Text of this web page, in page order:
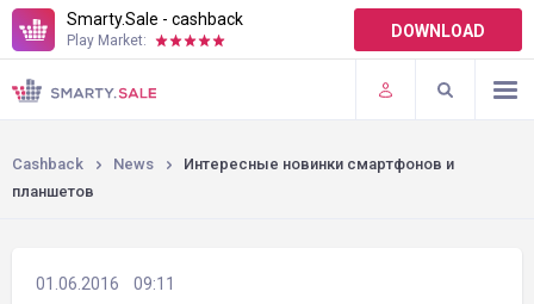
Smarty.Sale - cashback
Play Market: DOWNLOAD
TERMS OF USE
PLUGINS
Cashback News
Интересные новинки смартфонов и
планшетов
01.06.2016 09:11